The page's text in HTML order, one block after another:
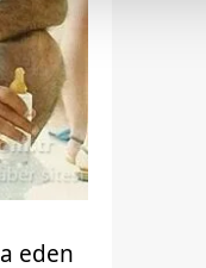
bilgi toplumu
ve kişiselleştirilmesi
dahilinde
Çerezlere
eden